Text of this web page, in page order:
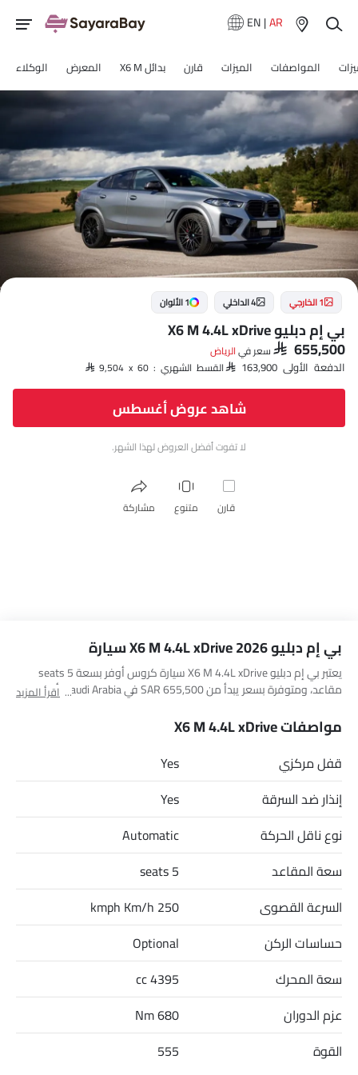
EN|AR
المواصفات الميزات قارن بدائل X6 M المعرض الوكلاء
1 الخارجي 4 الداخلي 1 الألوان
بي إم دبليو X6 M 4.4L xDrive
SAR 655,500 سعر فيالرياض‎
الدفعة الأولى SAR 163,900 القسط الشهري : SAR 9,504 x 60
شاهد عروض أغسطس
لا تفوت أفضل العروض لهذا الشهر.
قارن متنوع مشاركة
بي إم دبليو X6 M 4.4L xDrive 2026 سيارة
يعتبر بي إم دبليو X6 M 4.4L xDrive سيارة كروس أوفر بسعة 5 seats
مقاعد، ومتوفرة بسعر يبدأ من SAR 655,500 في Saudi Arabia. أبعاد X6
RS Q3 Sportback 2.5L TFSI Quattro و Q8 3.0T 55 TFSI (335 HP).
اقرأ المزيد
مواصفات X6 M 4.4L xDrive
قفل مركزي
Yes
إنذار ضد السرقة
Yes
نوع ناقل الحركة
Automatic
سعة المقاعد
5 seats
السرعة القصوى
250 kmph Km/h
حساسات الركن
Optional
سعة المحرك
4395 cc
عزم الدوران
680 Nm
القوة
555